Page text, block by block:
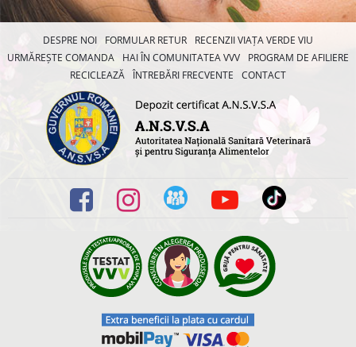
DESPRE NOI FORMULAR RETUR
RECENZII VIAȚA VERDE VIU
URMĂREȘTE COMANDA
HAI ÎN COMUNITATEA VVV
PROGRAM DE AFILIERE
RECICLEAZĂ ÎNTREBĂRI FRECVENTE CONTACT